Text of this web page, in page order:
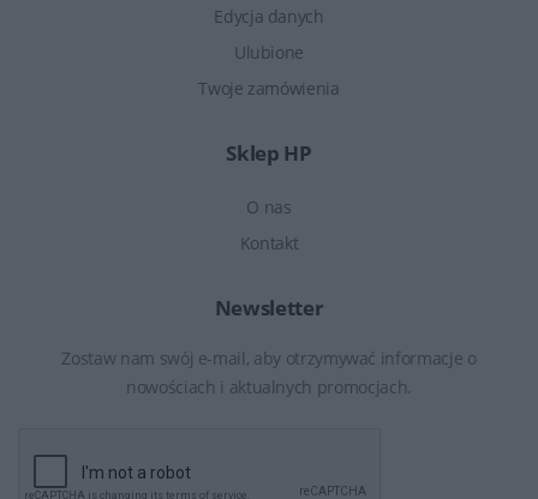
Edycja danych
Ulubione
Twoje zamówienia
Sklep HP
O nas
Kontakt
Newsletter
Zostaw nam swój e-mail, aby otrzymywać informacje o
nowościach i aktualnych promocjach.